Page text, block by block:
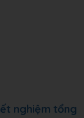
nghiệm tổng